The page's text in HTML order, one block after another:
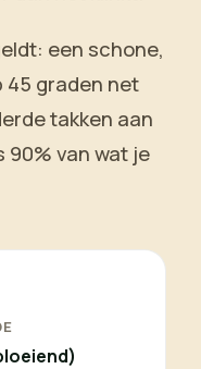
een schone,
45 graden net
takken aan
90% van wat je